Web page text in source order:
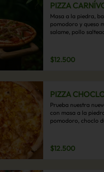
PIZZA
Masa a la piedra,
pomodoro y queso
salame, pollo
$12.500
PIZZA
Prueba nuestra
con masa a la
pomodoro, choclo
$12.500